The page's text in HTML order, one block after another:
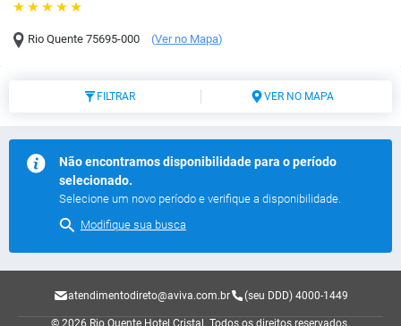
Rio Quente 75695-000 (Ver no Mapa)
FILTRAR VER NO MAPA
Não encontramos disponibilidade para o período
selecionado.
Selecione um novo período e verifique a disponibilidade.
Modifique sua busca
atendimentodireto@aviva.com.br (seu DDD) 4000-1449
© 2026 Rio Quente Hotel Cristal. Todos os direitos reservados.